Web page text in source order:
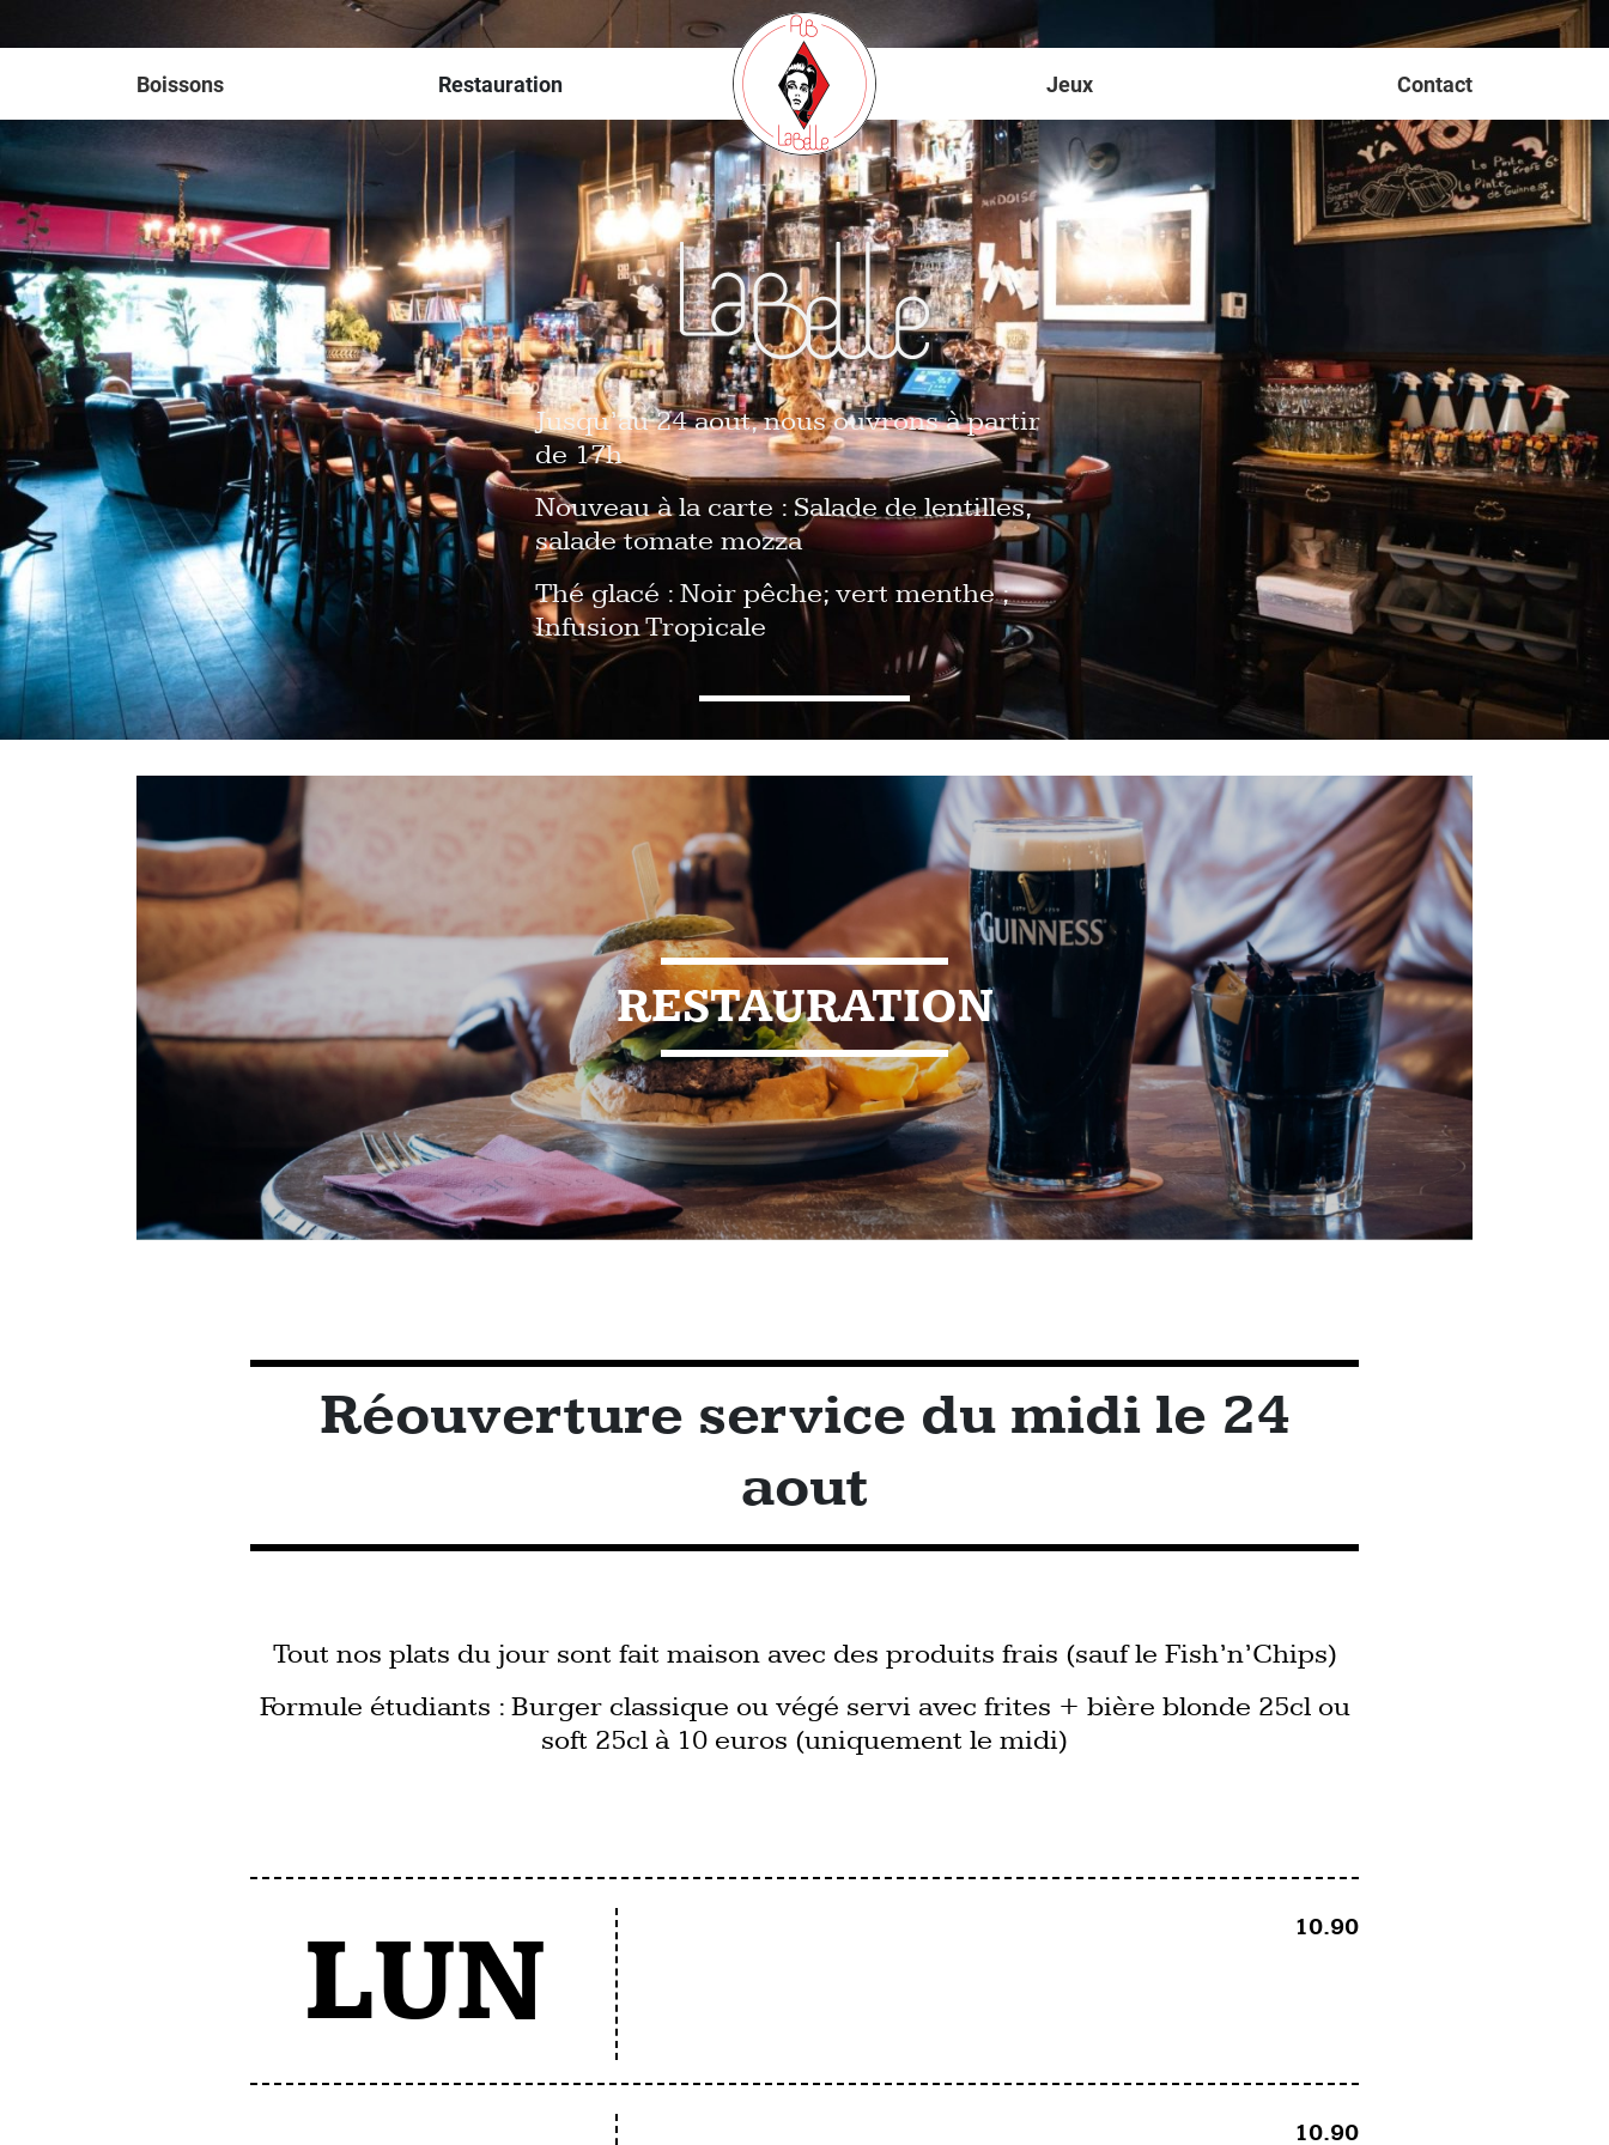
Boissons Restauration Jeux Contact
Jusqu’au 24 aout, nous ouvrons à partir
de 17h
Nouveau à la carte : Salade de lentilles,
salade tomate mozza
Thé glacé : Noir pêche; vert menthe ;
Infusion Tropicale
RESTAURATION
Réouverture service du midi le 24
aout
Tout nos plats du jour sont fait maison avec des produits frais (sauf le Fish’n’Chips)
Formule étudiants : Burger classique ou végé servi avec frites + bière blonde 25cl ou
soft 25cl à 10 euros (uniquement le midi)
LUN 10.90
10.90